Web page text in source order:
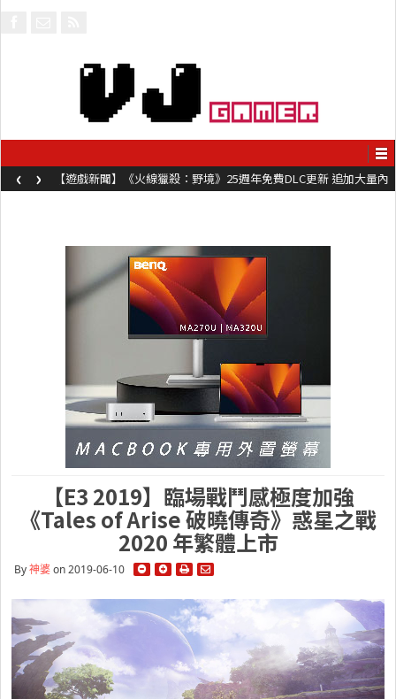
【遊戲新聞】《火線獵殺：野境》25週年免費DLC更新 追加大量內
容同時系舊作限時超平價折扣
‹ ›
【E3 2019】臨場戰鬥感極度加強
《Tales of Arise 破曉傳奇》惑星之戰
2020 年繁體上市
By神婆on 2019-06-10